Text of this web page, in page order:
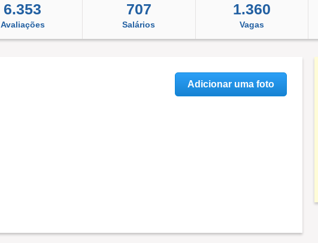
6.353
Avaliações
707
Salários
1.360
Vagas
Adicionar uma foto